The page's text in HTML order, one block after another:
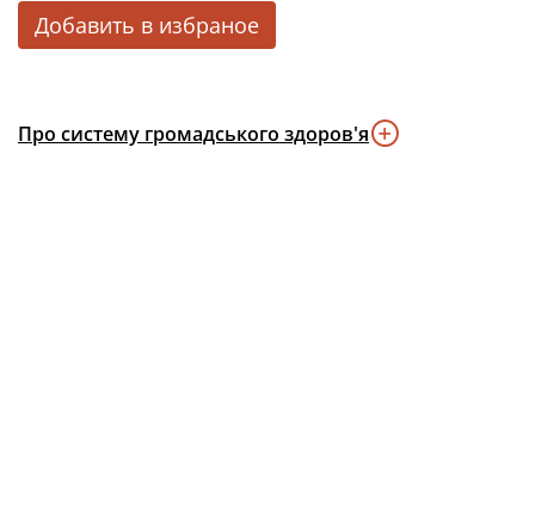
Добавить в избраное
Про систему громадського здоров'я